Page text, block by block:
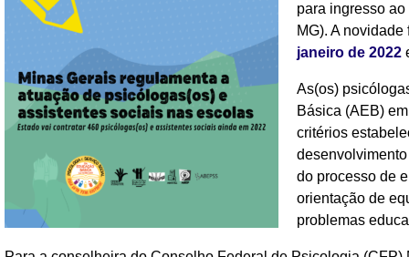
para ingresso
MG). A
janeiro de 2022
As(os)
Básica (AEB)
critérios
do processo de
orientação de
problemas